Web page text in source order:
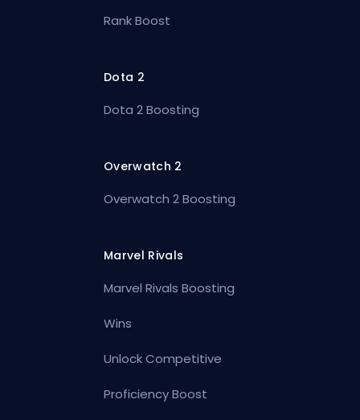
Rank Boost
Dota 2
Dota 2 Boosting
Overwatch 2
Overwatch 2 Boosting
Marvel Rivals
Marvel Rivals Boosting
Wins
Unlock Competitive
Proficiency Boost